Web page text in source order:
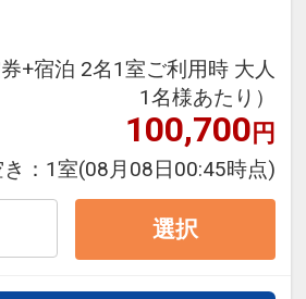
の1泊だけの宿泊や延
なども自由自在です。
、安心のJAL（または
プ）確約！フライトマイ
ンでレンタカーや現地交
なプランもございます。
券+宿泊 2名1室ご利用時 大人
1名様あたり）
100,700円
： 1室(08月08日00:45時点)
選択